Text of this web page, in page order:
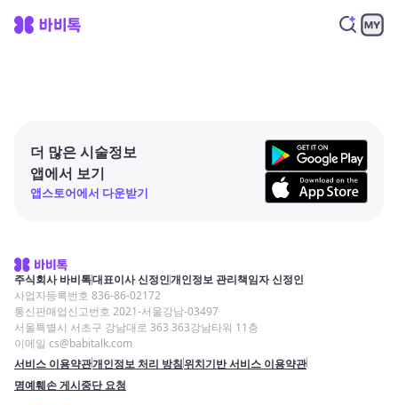
더 많은 시술정보
앱에서 보기
앱스토어에서 다운받기
주식회사 바비톡대표이사 신정인개인정보 관리책임자 신정인
사업자등록번호 836-86-02172
통신판매업신고번호 2021-서울강남-03497
서울특별시 서초구 강남대로 363 363강남타워 11층
이메일 cs@babitalk.com
서비스 이용약관개인정보 처리 방침위치기반 서비스 이용약관
명예훼손 게시중단 요청